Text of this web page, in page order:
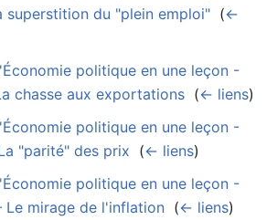
superstition du "plein emploi" (←
politique en une leçon -
chasse aux exportations (← liens)
politique en une leçon -
"parité" des prix (← liens)
politique en une leçon -
Le mirage de l'inflation (← liens)